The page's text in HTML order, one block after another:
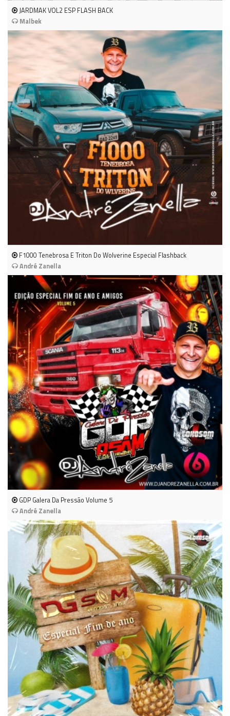
JARDMAK VOL2 ESP FLASH BACK
Malbek
F1000 Tenebrosa E Triton Do Wolverine Especial Flashback
André Zanella
GDP Galera Da Pressão Volume 5
André Zanella